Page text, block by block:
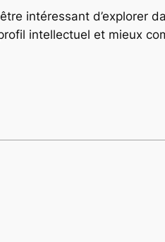
intéressant d’explorer
intellectuel et mieux